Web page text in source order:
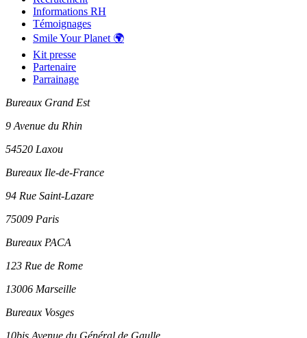
Informations RH
Témoignages
Smile Your Planet 🌍
Kit presse
Partenaire
Parrainage
Bureaux Grand Est
9 Avenue du Rhin
54520 Laxou
Bureaux Ile-de-France
94 Rue Saint-Lazare
75009 Paris
Bureaux PACA
123 Rue de Rome
13006 Marseille
Bureaux Vosges
10bis Avenue du Général de Gaulle